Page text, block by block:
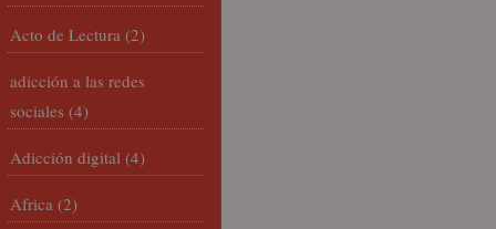
Acto de Lectura (2)
adicción a las redes
sociales (4)
Adicción digital (4)
Africa (2)